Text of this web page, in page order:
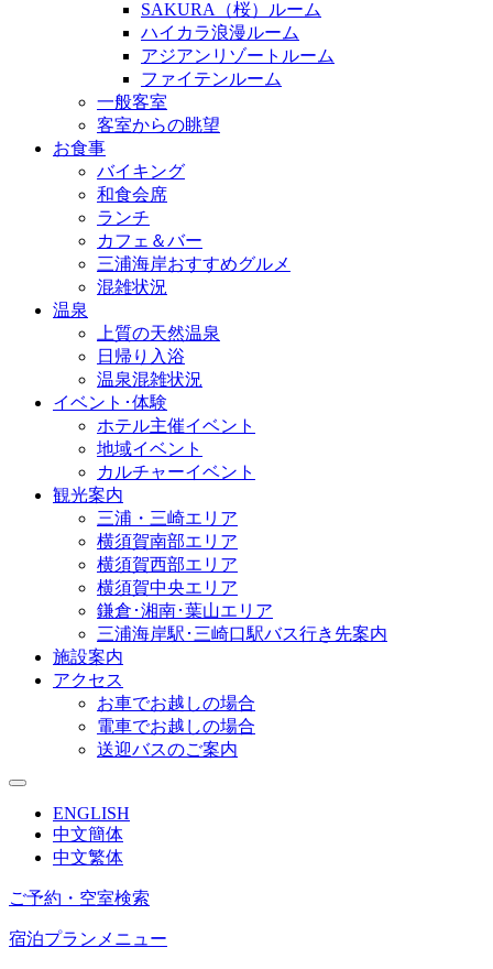
SAKURA（桜）ルーム
ハイカラ浪漫ルーム
アジアンリゾートルーム
ファイテンルーム
一般客室
客室からの眺望
お食事
バイキング
和食会席
ランチ
カフェ＆バー
三浦海岸おすすめグルメ
混雑状況
温泉
上質の天然温泉
日帰り入浴
温泉混雑状況
イベント･体験
ホテル主催イベント
地域イベント
カルチャーイベント
観光案内
三浦・三崎エリア
横須賀南部エリア
横須賀西部エリア
横須賀中央エリア
鎌倉･湘南･葉山エリア
三浦海岸駅･三崎口駅バス行き先案内
施設案内
アクセス
お車でお越しの場合
電車でお越しの場合
送迎バスのご案内
ENGLISH
中文簡体
中文繁体
ご予約・空室検索
宿泊プランメニュー